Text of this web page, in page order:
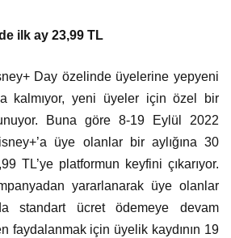
ilk ay 23,99 TL
Day özelinde üyelerine yepyeni
kalmıyor, yeni üyeler için özel bir
Buna göre 8-19 Eylül 2022
üye olanlar bir aylığına 30
TL’ye platformun keyfini çıkarıyor.
yararlanarak üye olanlar
standart ücret ödemeye devam
faydalanmak için üyelik kaydının 19